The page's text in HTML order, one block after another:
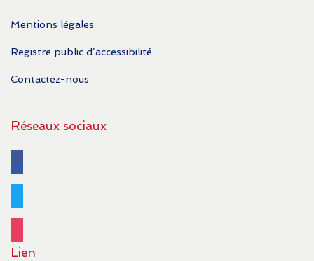
Mentions légales
Registre public d’accessibilité
Contactez-nous
Réseaux sociaux
facebook
Lien